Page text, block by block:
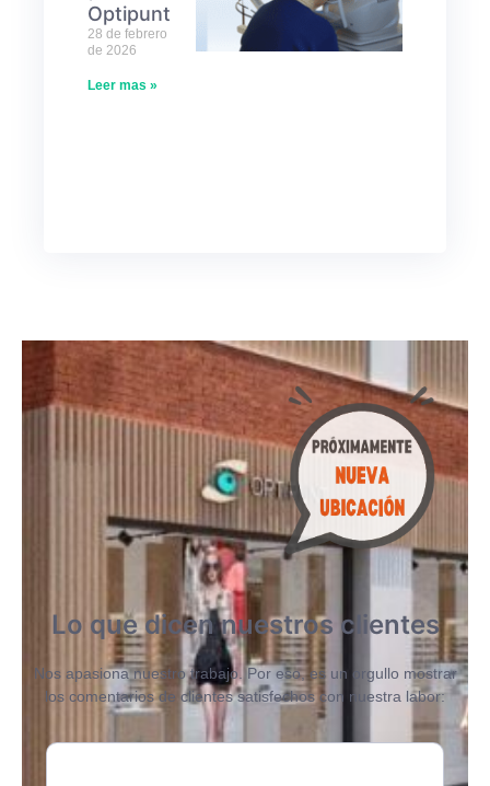
Optipunt
28 de febrero
de 2026
Leer mas »
Lo que dicen nuestros clientes
Nos apasiona nuestro trabajo. Por eso, es un orgullo mostrar
los comentarios de clientes satisfechos con nuestra labor: